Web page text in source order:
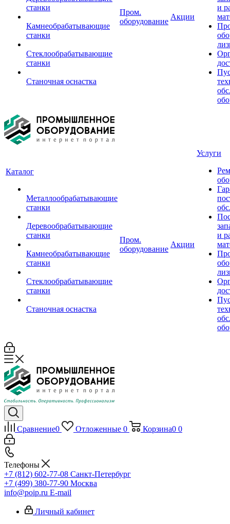
станки
Камнеобрабатывающие
станки
Стеклообрабатывающие
станки
Станочная оснастка
Пром.
оборудование
Акции
и
Каталог
Металлообрабатывающие
станки
Деревообрабатывающие
станки
Камнеобрабатывающие
станки
Стеклообрабатывающие
станки
Станочная оснастка
Пром.
оборудование
Акции
Услуги
и
Сравнение0 Отложенные 0 Корзина0 0
Телефоны
+7 (812) 602-77-08 Санкт-Петербург
+7 (499) 380-77-90 Москва
info@poip.ru E-mail
Личный кабинет